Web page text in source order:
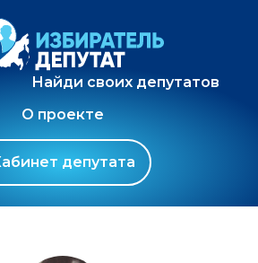
Найди своих депутатов
О проекте
депутата